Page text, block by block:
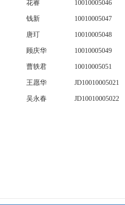
花睿 10010005046
钱新 10010005047
唐玎 10010005048
顾庆华 10010005049
曹轶君 10010005051
王愿华 JD10010005021
吴永春 JD10010005022